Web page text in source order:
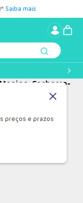
Saiba mais
preços e prazos